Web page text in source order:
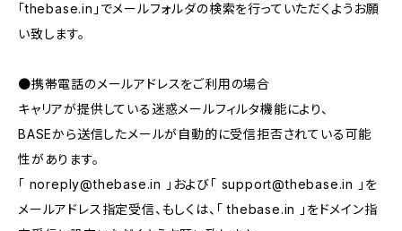
「thebase.in」でメールフォルダの検索を行っていただくようお願
い致します。
●携帯電話のメールアドレスをご利用の場合
キャリアが提供している迷惑メールフィルタ機能により、
BASEから送信したメールが自動的に受信拒否されている可能
性があります。
「 noreply@thebase.in 」および「 support@thebase.in
」を
メールアドレス指定受信、もしくは、「 thebase.in 」をドメイン指